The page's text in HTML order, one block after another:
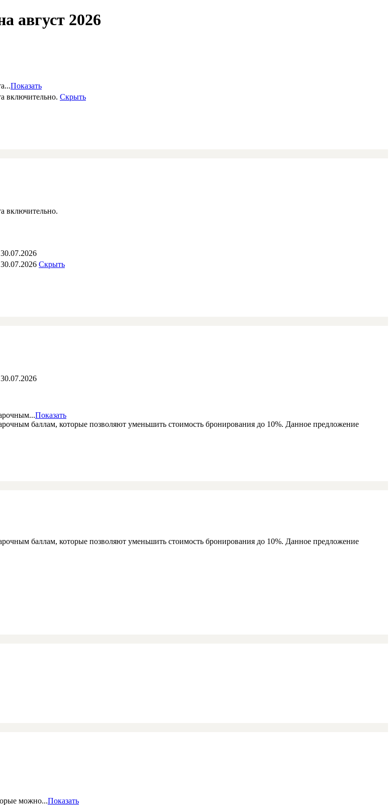
2026
Показать
включительно. Скрыть
включительно.
Скрыть
Показать
баллам, которые позволяют уменьшить стоимость бронирования до 10%. Данное предложение
баллам, которые позволяют уменьшить стоимость бронирования до 10%. Данное предложение
можно...Показать